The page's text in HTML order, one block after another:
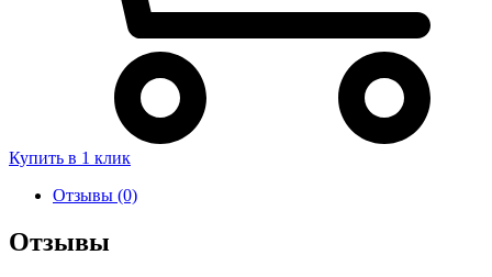
Купить в 1 клик
Отзывы (0)
Отзывы